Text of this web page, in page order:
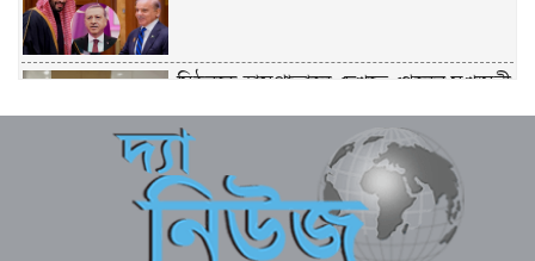
মিঠুনকে হাসপাতালে দেখতে গেলেন মুখ্যমন্ত্রী
শুভেন্দু অধিকারী
আমেরিকার আদালতে মেটাকে ৫ হাজার
কোটি টাকা জরিমানা